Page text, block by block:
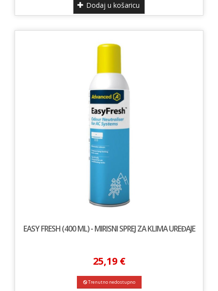
Dodaj u košaricu
EASY FRESH (400 ML) - MIRISNI SPREJ ZA KLIMA UREĐAJE
25,19 €
Trenutno nedostupno